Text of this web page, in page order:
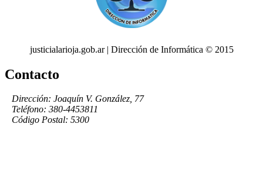
justicialarioja.gob.ar | Dirección de Informática © 2015
Contacto
Dirección: Joaquín V. González, 77
Teléfono: 380-4453811
Código Postal: 5300